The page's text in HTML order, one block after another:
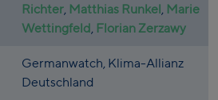
Richter, Matthias Runkel, Marie
Wettingfeld, Florian Zerzawy
Germanwatch, Klima-Allianz
Deutschland